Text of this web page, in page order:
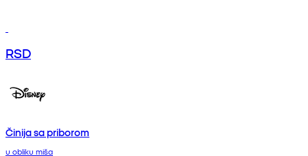
RSD
Činija sa priborom
u obliku miša